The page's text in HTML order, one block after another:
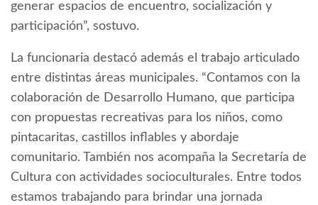
generar espacios de encuentro, socialización y
participación”, sostuvo.
La funcionaria destacó además el trabajo articulado
entre distintas áreas municipales. “Contamos con la
colaboración de Desarrollo Humano, que participa
con propuestas recreativas para los niños, como
pintacaritas, castillos inflables y abordaje
comunitario. También nos acompaña la Secretaría de
Cultura con actividades socioculturales. Entre todos
estamos trabajando para brindar una jornada